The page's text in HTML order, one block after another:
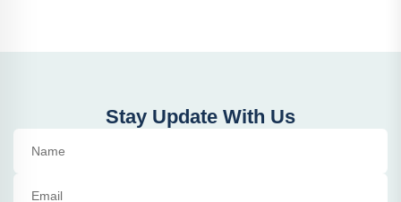
Stay Update With Us